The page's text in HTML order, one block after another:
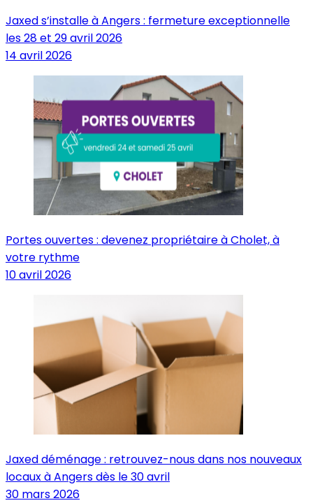
Jaxed s’installe à Angers : fermeture exceptionnelle
les 28 et 29 avril 2026
14 avril 2026
Portes ouvertes : devenez propriétaire à Cholet, à
votre rythme
10 avril 2026
Jaxed déménage : retrouvez-nous dans nos nouveaux
locaux à Angers dès le 30 avril
30 mars 2026